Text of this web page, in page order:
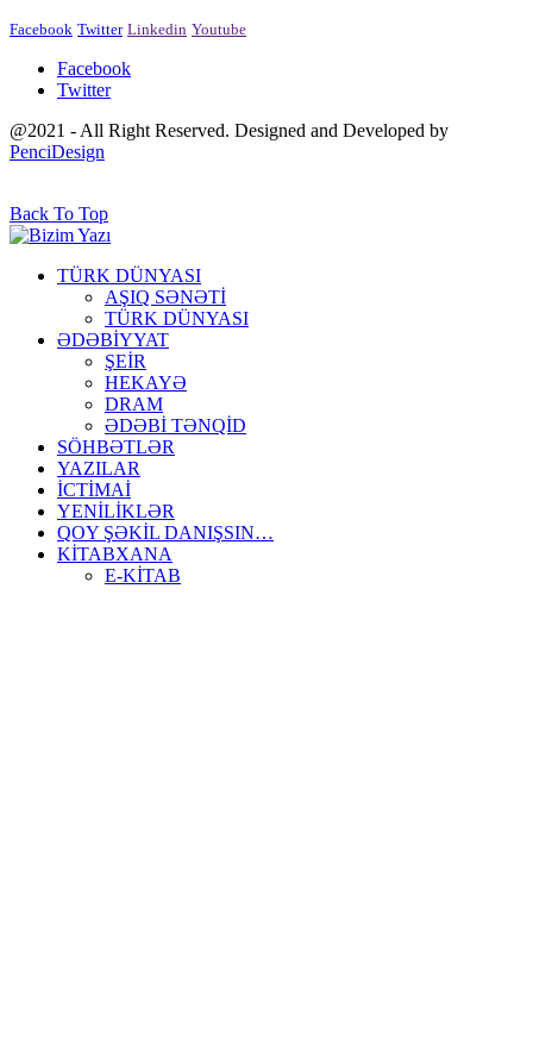
Facebook Twitter Linkedin Youtube
Facebook
Twitter
@2021 - All Right Reserved. Designed and Developed by
PenciDesign
Back To Top
TÜRK DÜNYASI
AŞIQ SƏNƏTİ
TÜRK DÜNYASI
ƏDƏBİYYAT
ŞEİR
HEKAYƏ
DRAM
ƏDƏBİ TƏNQİD
SÖHBƏTLƏR
YAZILAR
İCTİMAİ
YENİLİKLƏR
QOY ŞƏKİL DANIŞSIN…
KİTABXANA
E-KİTAB